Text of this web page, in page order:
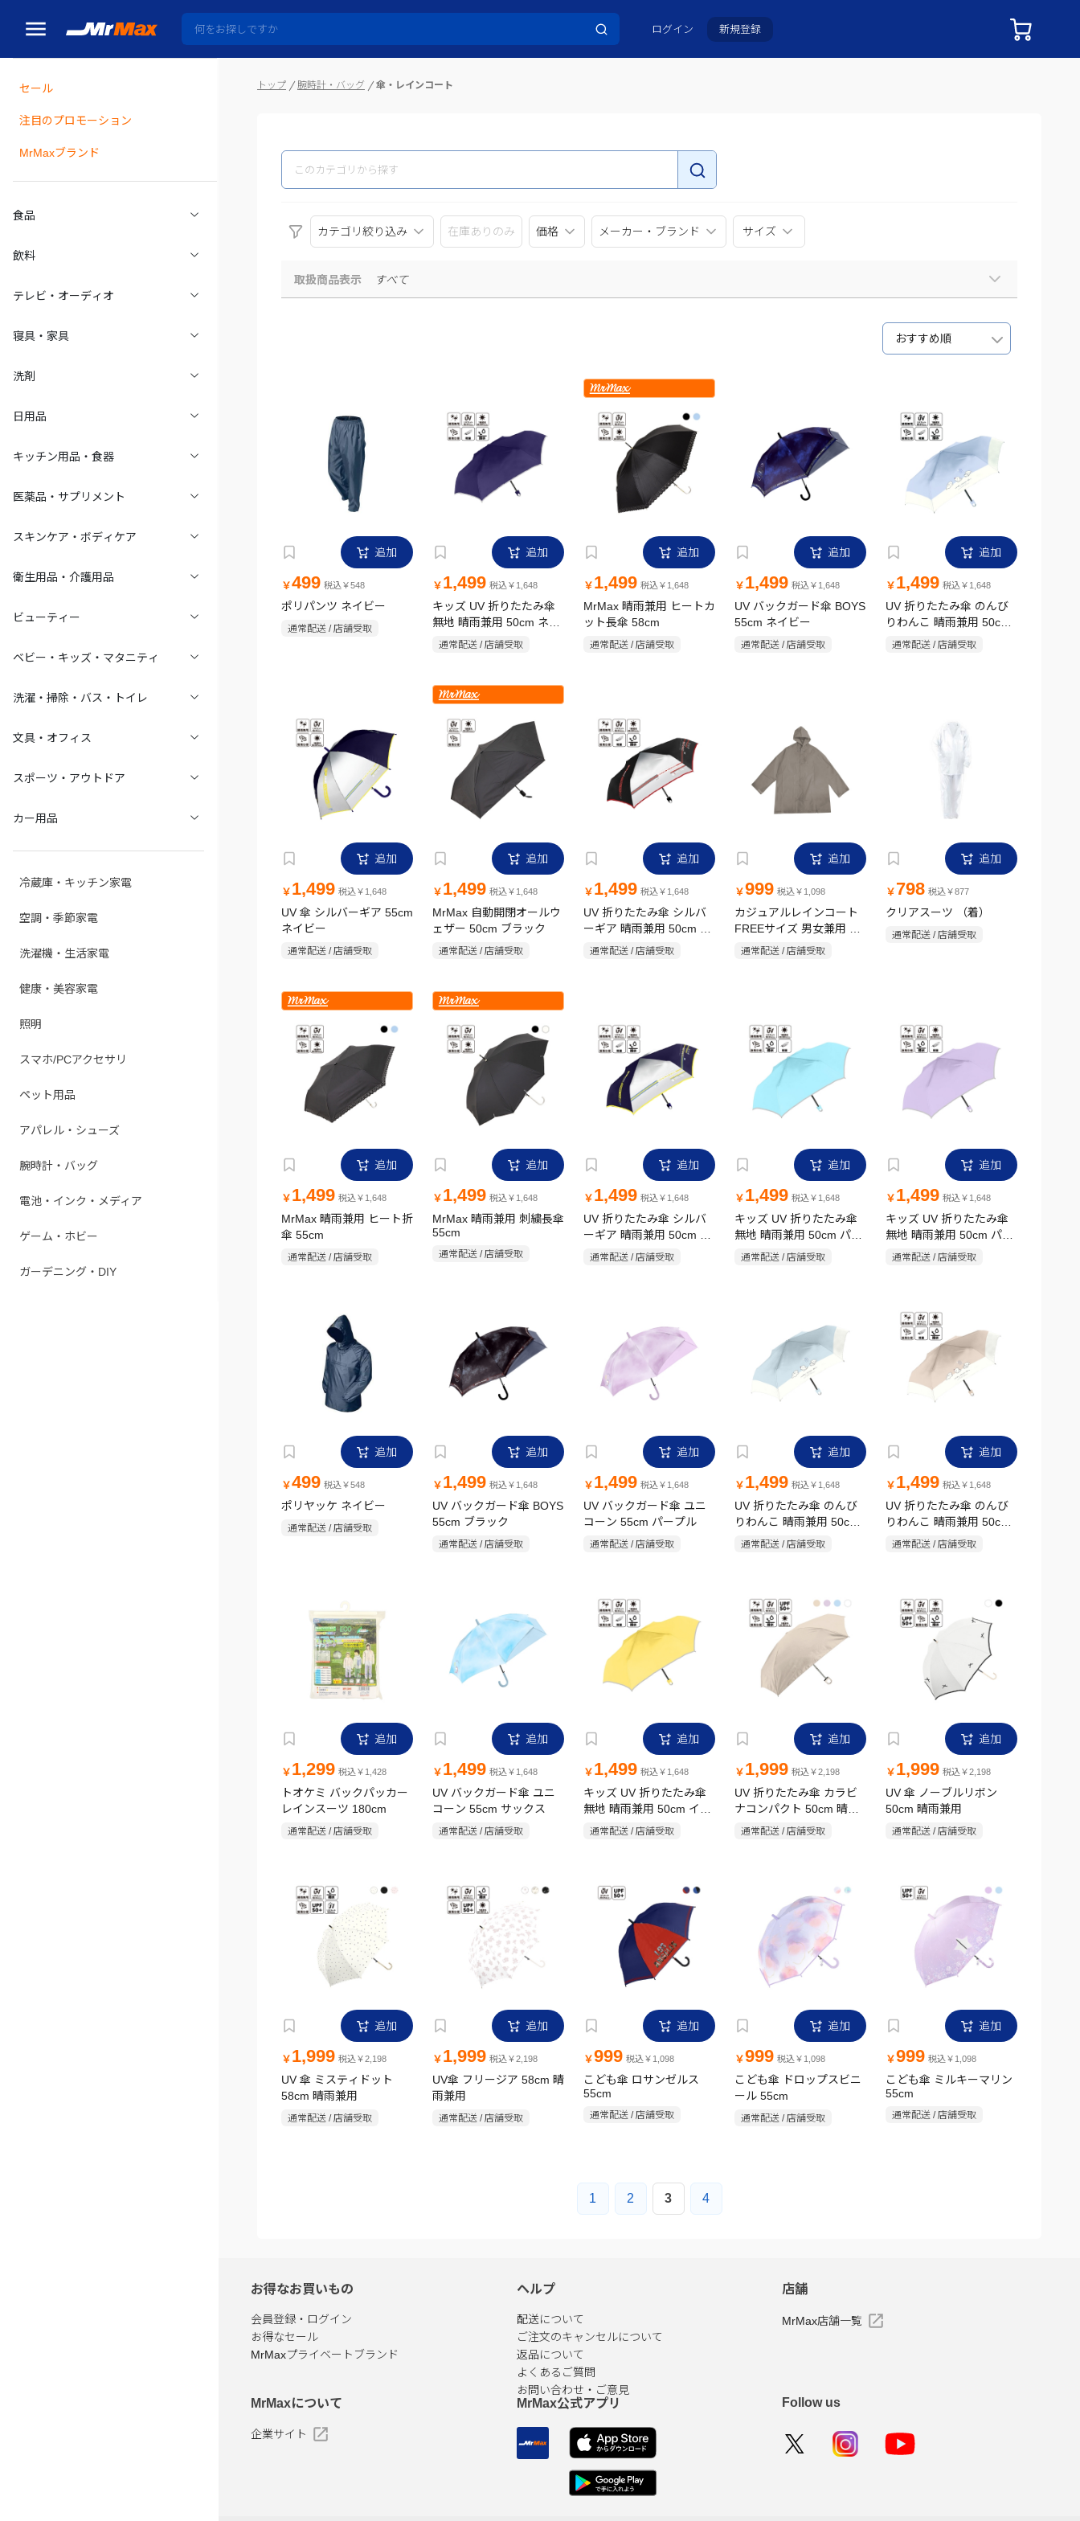
ログイン 新規登録
セール
注目のプロモーション
MrMaxブランド
食品
飲料
テレビ・オーディオ
寝具・家具
洗剤
日用品
キッチン用品・食器
医薬品・サプリメント
スキンケア・ボディケア
衛生用品・介護用品
ビューティー
ベビー・キッズ・マタニティ
洗濯・掃除・バス・トイレ
文具・オフィス
スポーツ・アウトドア
カー用品
冷蔵庫・キッチン家電
空調・季節家電
洗濯機・生活家電
健康・美容家電
照明
スマホ/PCアクセサリ
ペット用品
アパレル・シューズ
腕時計・バッグ
電池・インク・メディア
ゲーム・ホビー
ガーデニング・DIY
トップ 腕時計・バッグ 傘・レインコート
カテゴリ絞り込み 在庫ありのみ 価格 メーカー・ブランド サイズ
取扱商品表示 すべて
おすすめ順
追加
￥499 税込￥548
ポリパンツ ネイビー
通常配送 / 店舗受取
追加
￥ 1,499 税込￥1,648
キッズ UV 折りたたみ傘
無地 晴雨兼用 50cm ネイ
ビー
通常配送 / 店舗受取
追加
￥ 1,499 税込￥1,648
MrMax 晴雨兼用 ヒートカ
ット長傘 58cm
通常配送 / 店舗受取
追加
￥ 1,499 税込￥1,648
UV バックガード傘 BOYS
55cm ネイビー
通常配送 / 店舗受取
追加
￥ 1,499 税込￥1,648
UV 折りたたみ傘 のんび
りわんこ 晴雨兼用 50cm
パープル
通常配送 / 店舗受取
追加
￥ 1,499 税込￥1,648
UV 傘 シルバーギア 55cm
ネイビー
通常配送 / 店舗受取
追加
￥ 1,499 税込￥1,648
MrMax 自動開閉オールウ
ェザー 50cm ブラック
通常配送 / 店舗受取
追加
￥ 1,499 税込￥1,648
UV 折りたたみ傘 シルバ
ーギア 晴雨兼用 50cm ブ
ラック
通常配送 / 店舗受取
追加
￥999 税込￥1,098
カジュアルレインコート
FREEサイズ 男女兼用 収
納袋付き グレー
通常配送 / 店舗受取
追加
￥ 798 税込￥877
クリアスーツ （着）
通常配送 / 店舗受取
追加
￥ 1,499 税込￥1,648
MrMax 晴雨兼用 ヒート折
傘 55cm
通常配送 / 店舗受取
追加
￥ 1,499 税込￥1,648
MrMax 晴雨兼用 刺繍長傘
55cm
通常配送 / 店舗受取
追加
￥ 1,499 税込￥1,648
UV 折りたたみ傘 シルバ
ーギア 晴雨兼用 50cm ネ
イビー
通常配送 / 店舗受取
追加
￥ 1,499 税込￥1,648
キッズ UV 折りたたみ傘
無地 晴雨兼用 50cm パウ
ダーブルー
通常配送 / 店舗受取
追加
￥ 1,499 税込￥1,648
キッズ UV 折りたたみ傘
無地 晴雨兼用 50cm パー
プル
通常配送 / 店舗受取
追加
￥499 税込￥548
ポリヤッケ ネイビー
通常配送 / 店舗受取
追加
￥ 1,499 税込￥1,648
UV バックガード傘 BOYS
55cm ブラック
通常配送 / 店舗受取
追加
￥ 1,499 税込￥1,648
UV バックガード傘 ユニ
コーン 55cm パープル
通常配送 / 店舗受取
追加
￥ 1,499 税込￥1,648
UV 折りたたみ傘 のんび
りわんこ 晴雨兼用 50cm
サックス
通常配送 / 店舗受取
追加
￥ 1,499 税込￥1,648
UV 折りたたみ傘 のんび
りわんこ 晴雨兼用 50cm
ベージュ
通常配送 / 店舗受取
追加
￥ 1,299 税込￥1,428
トオケミ バックパッカー
レインスーツ 180cm
通常配送 / 店舗受取
追加
￥ 1,499 税込￥1,648
UV バックガード傘 ユニ
コーン 55cm サックス
通常配送 / 店舗受取
追加
￥ 1,499 税込￥1,648
キッズ UV 折りたたみ傘
無地 晴雨兼用 50cm イエ
ロー
通常配送 / 店舗受取
追加
￥ 1,999 税込￥2,198
UV 折りたたみ傘 カラビ
ナコンパクト 50cm 晴雨
兼用
通常配送 / 店舗受取
追加
￥ 1,999 税込￥2,198
UV 傘 ノーブルリボン
50cm 晴雨兼用
通常配送 / 店舗受取
追加
￥ 1,999 税込￥2,198
UV 傘 ミスティドット
58cm 晴雨兼用
通常配送 / 店舗受取
追加
￥ 1,999 税込￥2,198
UV傘 フリージア 58cm 晴
雨兼用
通常配送 / 店舗受取
追加
￥999 税込￥1,098
こども傘 ロサンゼルス
55cm
通常配送 / 店舗受取
追加
￥999 税込￥1,098
こども傘 ドロップスビニ
ール 55cm
通常配送 / 店舗受取
追加
￥999 税込￥1,098
こども傘 ミルキーマリン
55cm
通常配送 / 店舗受取
1 2 3 4
お得なお買いもの
会員登録・ログイン
お得なセール
MrMaxプライベートブランド
ヘルプ
配送について
ご注文のキャンセルについて
返品について
よくあるご質問
お問い合わせ・ご意見
店舗
MrMax店舗一覧
MrMaxについて
企業サイト
MrMax公式アプリ Follow us